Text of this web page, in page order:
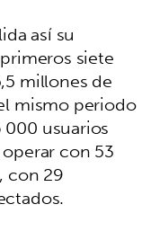
así su
siete
millones de
mismo periodo
usuarios
con 53
con 29